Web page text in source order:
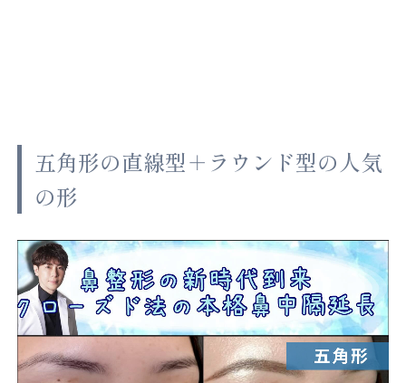
五角形の直線型＋ラウンド型の人気
の形